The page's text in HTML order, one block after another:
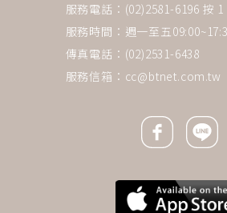
服務電話：(02)2581-6196 按 1
服務時間：週一至五
傳真電話：(02)2531-6438
服務信箱： cc@btnet.com.tw
Facebook icon
Line